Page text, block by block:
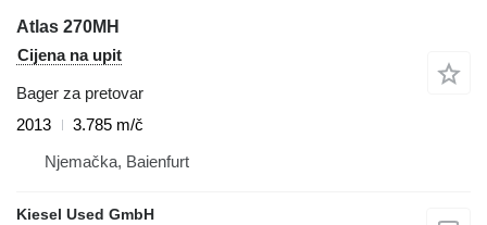
Atlas 270MH
Cijena na upit
Bager za pretovar
2013
3.785 m/č
Njemačka, Baienfurt
Kiesel Used GmbH